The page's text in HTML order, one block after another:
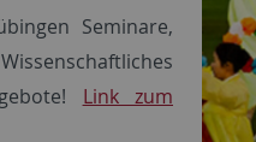
Seminare,
Link zum